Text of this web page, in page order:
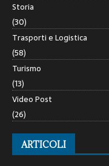
Storia
(30)
Trasporti e Logistica
(58)
Turismo
(13)
Video Post
(26)
ARTICOLI